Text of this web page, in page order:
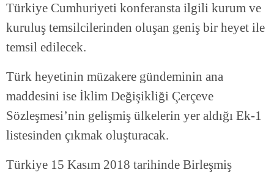
Türkiye Cumhuriyeti konferansta ilgili kurum ve
kuruluş temsilcilerinden oluşan geniş bir heyet ile
temsil edilecek.
Türk heyetinin müzakere gündeminin ana
maddesini ise İklim Değişikliği Çerçeve
Sözleşmesi’nin gelişmiş ülkelerin yer aldığı Ek-1
listesinden çıkmak oluşturacak.
Türkiye 15 Kasım 2018 tarihinde Birleşmiş